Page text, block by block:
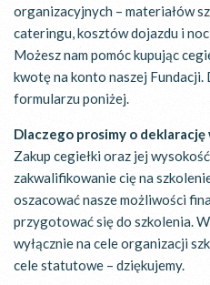
organizacyjnych – materiałów
cateringu, kosztów dojazdu i
Możesz nam pomóc kupując
kwotę na konto naszej Fundacji.
formularzu poniżej.
Dlaczego prosimy o deklarację
Zakup cegiełki oraz jej
zakwalifikowanie cię na
oszacować nasze możliwości
przygotować się do szkolenia.
wyłącznie na cele organizacji
cele statutowe – dziękujemy.